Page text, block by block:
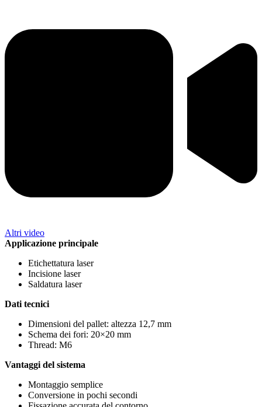
Altri video
Applicazione principale
Etichettatura laser
Incisione laser
Saldatura laser
Dati tecnici
Dimensioni del pallet: altezza 12,7 mm
Schema dei fori: 20×20 mm
Thread: M6
Vantaggi del sistema
Montaggio semplice
Conversione in pochi secondi